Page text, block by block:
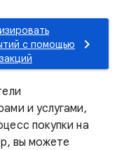
с помощью
и услугами,
покупки на
вы можете